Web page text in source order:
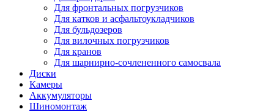
Для фронтальных погрузчиков
Для катков и асфальтоукладчиков
Для бульдозеров
Для вилочных погрузчиков
Для кранов
Для шарнирно-сочлененного самосвала
Диски
Камеры
Аккумуляторы
Шиномонтаж